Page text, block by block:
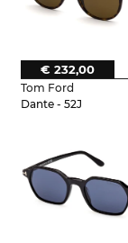
Tom Ford
Dante - 52J
€ 232,00